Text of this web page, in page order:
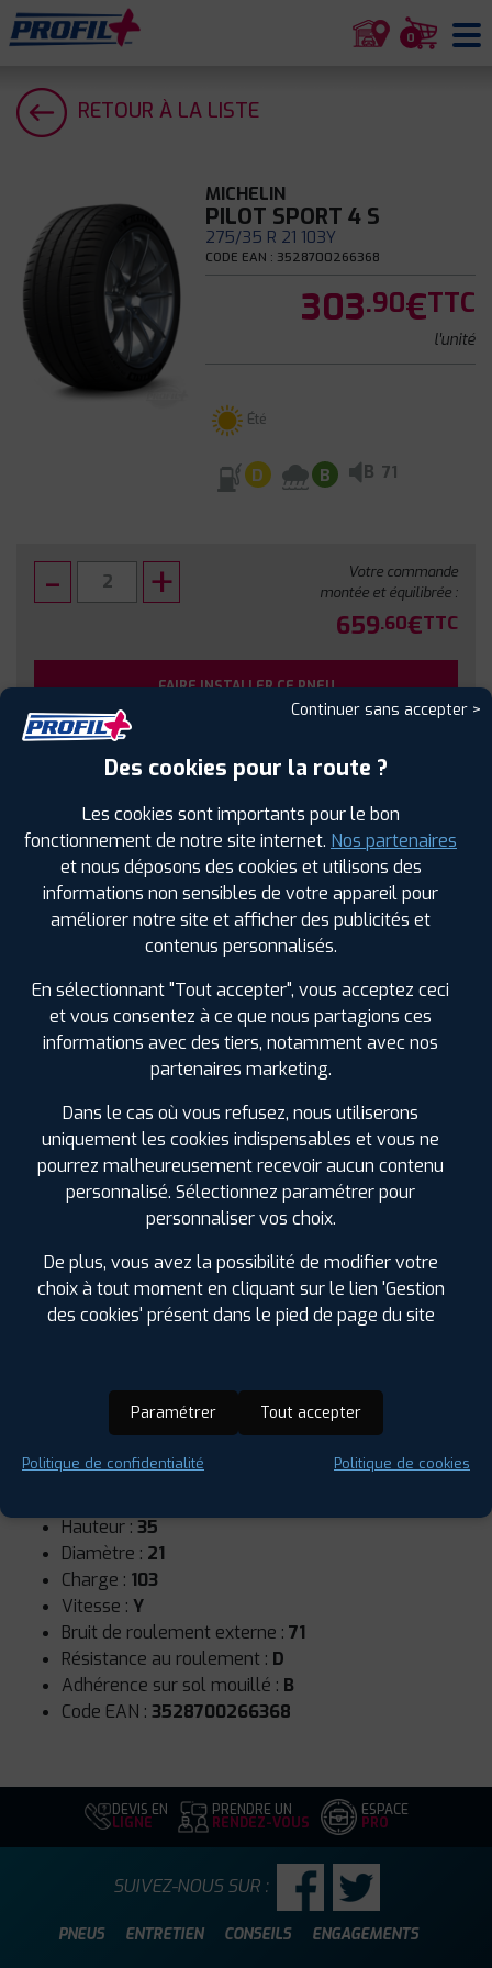
0
RETOUR À LA LISTE
MICHELIN
PILOT SPORT 4 S
275/35 R 21 103Y
CODE EAN : 3528700266368
303.90€TTC
l'unité
Été
D B B 71
Votre commande
montée et équilibrée :
659.60€TTC
FAIRE INSTALLER CE PNEU
Sous réserve de disponibilité en agence
SPÉCIFICATIONS AVIS CLIENTS ÉTIQUETAGE
Étiquetage
Runflat :Non
Hauteur : 35
Diamètre : 21
Charge : 103
Vitesse : Y
Bruit de roulement externe : 71
Résistance au roulement : D
Adhérence sur sol mouillé : B
Code EAN : 3528700266368
DEVIS EN
LIGNE
PRENDRE UN
RENDEZ-VOUS
ESPACE
PRO
PNEUS ENTRETIEN CONSEILS ENGAGEMENTS
SUIVEZ-NOUS SUR :
Continuer sans accepter >
Des cookies pour la route ?
Les cookies sont importants pour le bon
fonctionnement de notre site internet. Nos partenaires
et nous déposons des cookies et utilisons des
informations non sensibles de votre appareil pour
améliorer notre site et afficher des publicités et
contenus personnalisés.
En sélectionnant "Tout accepter", vous acceptez ceci
et vous consentez à ce que nous partagions ces
informations avec des tiers, notamment avec nos
partenaires marketing.
Dans le cas où vous refusez, nous utiliserons
uniquement les cookies indispensables et vous ne
pourrez malheureusement recevoir aucun contenu
personnalisé. Sélectionnez paramétrer pour
personnaliser vos choix.
De plus, vous avez la possibilité de modifier votre
choix à tout moment en cliquant sur le lien 'Gestion
des cookies' présent dans le pied de page du site
Paramétrer Tout accepter
Politique de confidentialité Politique de cookies